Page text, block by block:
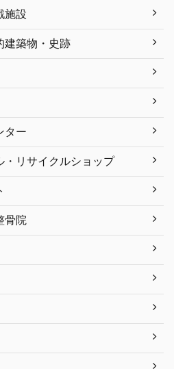
施設
建築物・史跡
ター
・リサイクルショップ
骨院